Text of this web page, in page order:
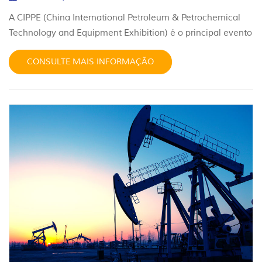
A CIPPE (China International Petroleum & Petrochemical
Technology and Equipment Exhibition) é o principal evento
anual do mundo para o setor de petróleo e petroquímica.
indústria de petróleo e gás , realizada anualmente em
petróleo e gás, semicondutores, GNL, química, mineração
de carvão, equipamentos médicos e outras. Temos
grandes ambições e visão de longo prazo, oferecendo
soluções profissionais e confiáveis. soluções de vedação
Para aplicações particularmente severas. Encontre-nos na
CIPPE em Pequim! Pavilhão W2, estande W2555, de 26 a
CONSULTE MAIS INFORMAÇÃO